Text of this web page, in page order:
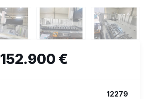
152.900 €
12279